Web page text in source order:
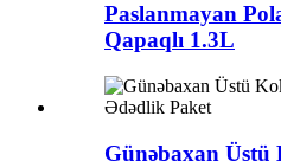
Paslanmayan
Qapaqlı 1.3L
Günəbaxan Üstü